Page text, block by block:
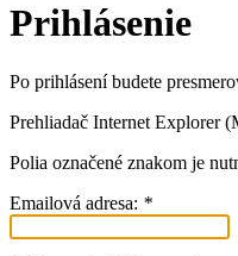
Prihlásenie
Po prihlásení budete
Prehliadač Internet Explorer
Polia označené znakom je
Emailová adresa: *